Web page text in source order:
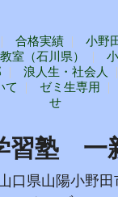
合格実績
小野
室（石川県）
浪人生・社会人
て
ゼミ生専用
せ
習塾 一
口県山陽小野田